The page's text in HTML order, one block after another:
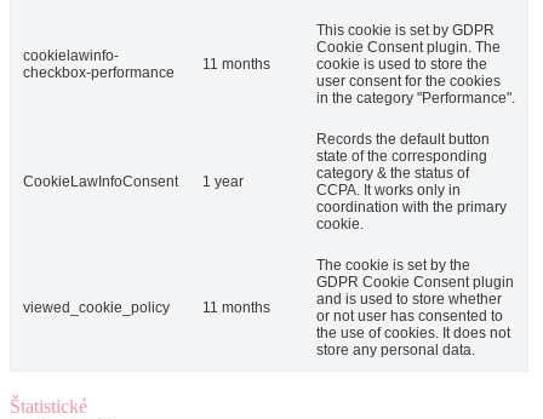
cookielawinfo-
checkbox-performance
11 months
This cookie is set by GDPR
Cookie Consent plugin. The
cookie is used to store the
user consent for the cookies
in the category "Performance".
CookieLawInfoConsent 1 year
Records the default button
state of the corresponding
category & the status of
CCPA. It works only in
coordination with the primary
cookie.
viewed_cookie_policy 11 months
The cookie is set by the
GDPR Cookie Consent plugin
and is used to store whether
or not user has consented to
the use of cookies. It does not
store any personal data.
Štatistické